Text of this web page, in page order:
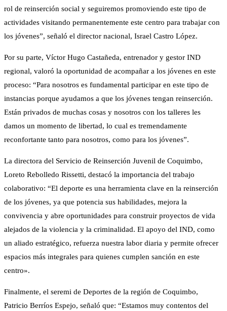
rol de reinserción social y seguiremos promoviendo este tipo de
actividades visitando permanentemente este centro para trabajar con
los jóvenes”, señaló el director nacional, Israel Castro López.
Por su parte, Víctor Hugo Castañeda, entrenador y gestor IND
regional, valoró la oportunidad de acompañar a los jóvenes en este
proceso: “Para nosotros es fundamental participar en este tipo de
instancias porque ayudamos a que los jóvenes tengan reinserción.
Están privados de muchas cosas y nosotros con los talleres les
damos un momento de libertad, lo cual es tremendamente
reconfortante tanto para nosotros, como para los jóvenes”.
La directora del Servicio de Reinserción Juvenil de Coquimbo,
Loreto Rebolledo Rissetti, destacó la importancia del trabajo
colaborativo: “El deporte es una herramienta clave en la reinserción
de los jóvenes, ya que potencia sus habilidades, mejora la
convivencia y abre oportunidades para construir proyectos de vida
alejados de la violencia y la criminalidad. El apoyo del IND, como
un aliado estratégico, refuerza nuestra labor diaria y permite ofrecer
espacios más integrales para quienes cumplen sanción en este
centro».
Finalmente, el seremi de Deportes de la región de Coquimbo,
Patricio Berríos Espejo, señaló que: “Estamos muy contentos del